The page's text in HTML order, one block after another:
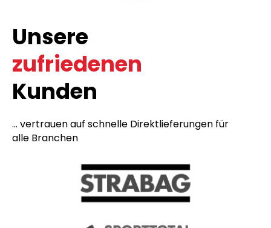
Unsere
zufriedenen
Kunden
... vertrauen auf schnelle Direktlieferungen für
alle Branchen